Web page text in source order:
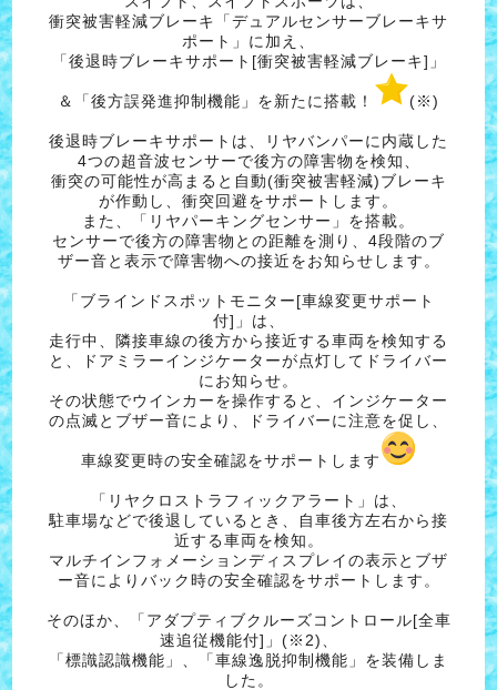
衝突被害軽減ブレーキ「デュアルセンサーブレーキサ
ポート」に加え、
「後退時ブレーキサポート[衝突被害軽減ブレーキ]」
＆「後方誤発進抑制機能」を新たに搭載！ (※)
後退時ブレーキサポートは、リヤバンパーに内蔵した
4つの超音波センサーで後方の障害物を検知、
衝突の可能性が高まると自動(衝突被害軽減)ブレーキ
が作動し、衝突回避をサポートします。
また、「リヤパーキングセンサー」を搭載。
センサーで後方の障害物との距離を測り、4段階のブ
ザー音と表示で障害物への接近をお知らせします。
「ブラインドスポットモニター[車線変更サポート
付]」は、
走行中、隣接車線の後方から接近する車両を検知する
と、ドアミラーインジケーターが点灯してドライバー
にお知らせ。
その状態でウインカーを操作すると、インジケーター
の点滅とブザー音により、ドライバーに注意を促し、
車線変更時の安全確認をサポートします
「リヤクロストラフィックアラート」は、
駐車場などで後退しているとき、自車後方左右から接
近する車両を検知。
マルチインフォメーションディスプレイの表示とブザ
ー音によりバック時の安全確認をサポートします。
そのほか、「アダプティブクルーズコントロール[全車
速追従機能付]」(※2)、
「標識認識機能」、「車線逸脱抑制機能」を装備しま
した。